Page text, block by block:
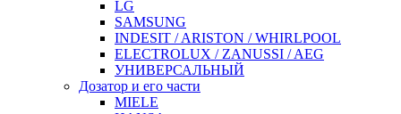
LG
SAMSUNG
INDESIT / ARISTON / WHIRLPOOL
ELECTROLUX / ZANUSSI / AEG
УНИВЕРСАЛЬНЫЙ
Дозатор и его части
MIELE